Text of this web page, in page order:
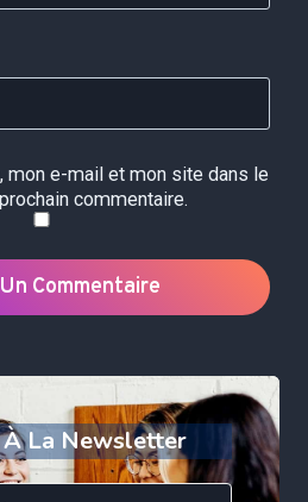
mon e-mail et mon site dans le
commentaire.
La Newsletter